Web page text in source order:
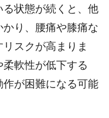
状態が続くと、他
り、腰痛や膝痛な
スクが高まりま
軟性が低下する
作が困難になる可能